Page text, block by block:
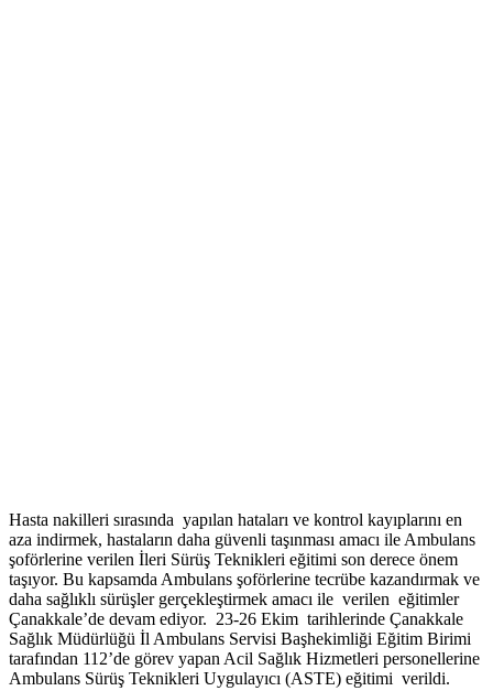
Hasta nakilleri sırasında yapılan hataları ve kontrol kayıplarını en
aza indirmek, hastaların daha güvenli taşınması amacı ile Ambulans
şoförlerine verilen İleri Sürüş Teknikleri eğitimi son derece önem
taşıyor. Bu kapsamda Ambulans şoförlerine tecrübe kazandırmak ve
daha sağlıklı sürüşler gerçekleştirmek amacı ile verilen eğitimler
Çanakkale’de devam ediyor. 23-26 Ekim tarihlerinde Çanakkale
Sağlık Müdürlüğü İl Ambulans Servisi Başhekimliği Eğitim Birimi
tarafından 112’de görev yapan Acil Sağlık Hizmetleri personellerine
Ambulans Sürüş Teknikleri Uygulayıcı (ASTE) eğitimi verildi.